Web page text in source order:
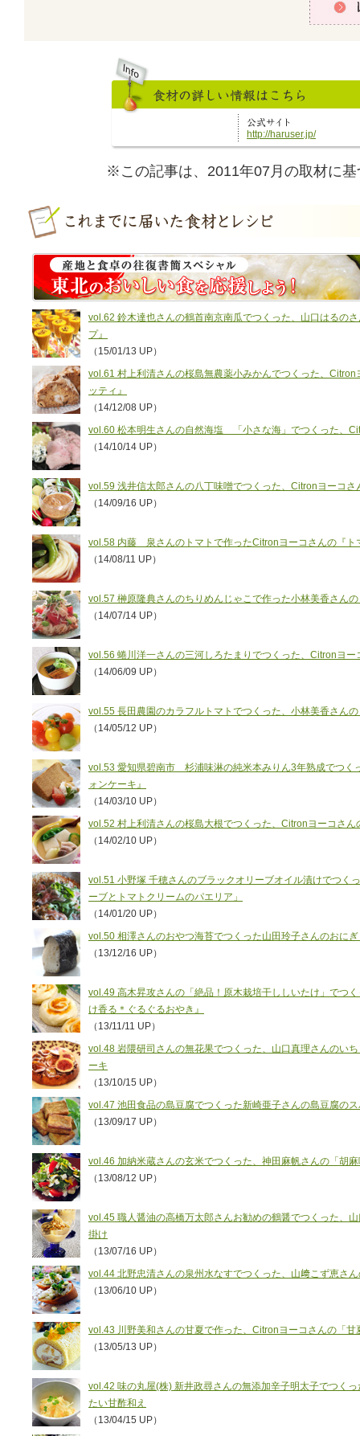
http://haruser.jp/
※この記事は、2011年07月の取材に
vol.62 鈴木達也さんの鶴首南京南瓜でつくった、山口はるの
プ』
（15/01/13 UP）
vol.61 村上利清さんの桜島無農薬小みかんでつくった、
ッティ』
（14/12/08 UP）
vol.60 松本明生さんの自然海塩 「小さな海」でつくった、
（14/10/14 UP）
vol.59 浅井信太郎さんの八丁味噌でつくった、Citronヨーコさ
（14/09/16 UP）
vol.58 内藤 泉さんのトマトで作ったCitronヨーコさんの『ト
（14/08/11 UP）
vol.57 榊原隆典さんのちりめんじゃこで作った小林美香さん
（14/07/14 UP）
vol.56 蜷川洋一さんの三河しろたまりでつくった、Citronヨ
（14/06/09 UP）
vol.55 長田農園のカラフルトマトでつくった、小林美香さん
（14/05/12 UP）
vol.53 愛知県碧南市 杉浦味淋の純米本みりん3年熟成でつく
ォンケーキ』
（14/03/10 UP）
vol.52 村上利清さんの桜島大根でつくった、Citronヨーコさん
（14/02/10 UP）
vol.51 小野塚 千穂さんのブラックオリーブオイル漬けでつく
ーブとトマトクリームのパエリア」
（14/01/20 UP）
vol.50 相澤さんのおやつ海苔でつくった山田玲子さんのおに
（13/12/16 UP）
vol.49 高木昇攻さんの「絶品！原木栽培干ししいたけ」でつ
け香る＊ぐるぐるおやき』
（13/11/11 UP）
vol.48 岩隈研司さんの無花果でつくった、山口真理さんのい
ーキ
（13/10/15 UP）
vol.47 池田食品の島豆腐でつくった新崎亜子さんの島豆腐の
（13/09/17 UP）
vol.46 加納米蔵さんの玄米でつくった、神田麻帆さんの「胡
（13/08/12 UP）
vol.45 職人醤油の高橋万太郎さんお勧めの鶴醤でつくった、
掛け
（13/07/16 UP）
vol.44 北野忠清さんの泉州水なすでつくった、山﨑こず恵さ
（13/06/10 UP）
vol.43 川野美和さんの甘夏で作った、Citronヨーコさんの「
（13/05/13 UP）
vol.42 味の丸屋(株) 新井政尋さんの無添加辛子明太子でつく
たい甘酢和え
（13/04/15 UP）